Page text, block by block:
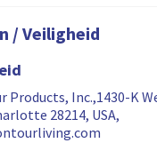
/ Veiligheid
Products, Inc.,1430-K
28214, USA,